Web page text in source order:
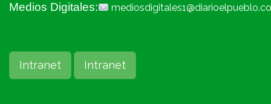
Medios Digitales:
Intranet Intranet